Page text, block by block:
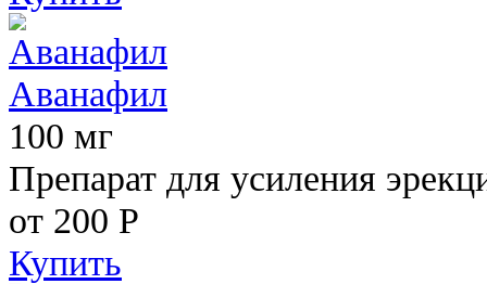
Аванафил
100 мг
Препарат для усиления
от 200 Р
Купить